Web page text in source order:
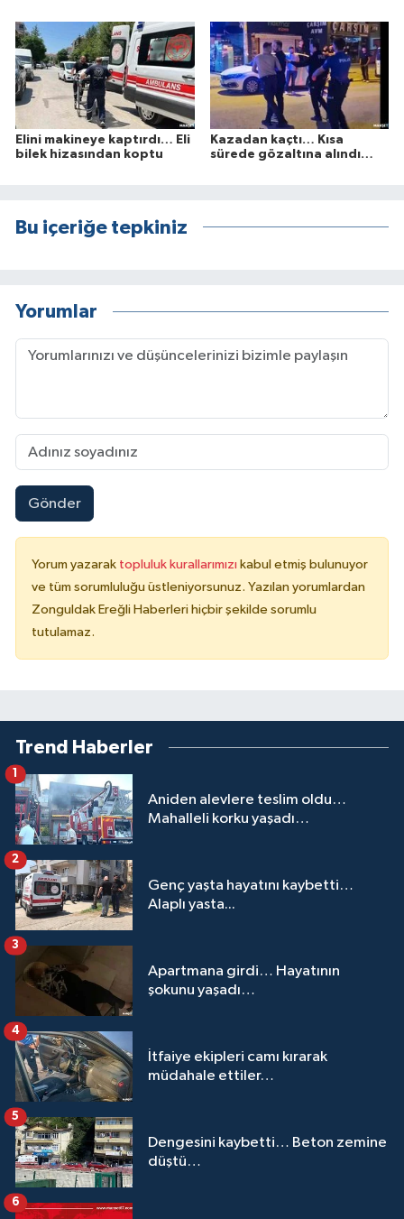
Elini makineye kaptırdı… Eli
bilek hizasından koptu
Kazadan kaçtı… Kısa
sürede gözaltına alındı…
Bu içeriğe tepkiniz
Yorumlar
Gönder
Yorum yazarak topluluk kurallarımızı kabul etmiş bulunuyor
ve tüm sorumluluğu üstleniyorsunuz. Yazılan yorumlardan
Zonguldak Ereğli Haberleri hiçbir şekilde sorumlu
tutulamaz.
Trend Haberler
Aniden alevlere teslim oldu…
Mahalleli korku yaşadı…
1
Genç yaşta hayatını kaybetti…
Alaplı yasta...
2
Apartmana girdi… Hayatının
şokunu yaşadı…
3
İtfaiye ekipleri camı kırarak
müdahale ettiler…
4
Dengesini kaybetti… Beton zemine
düştü…
5
6